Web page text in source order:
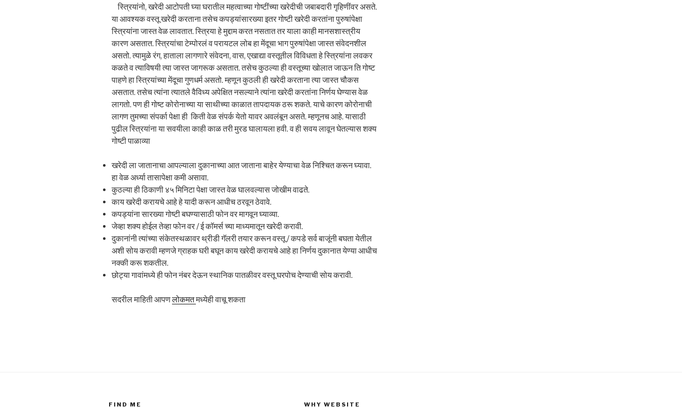
स्त्रियांनो, खरेदी आटोपती घ्या घरातील महत्वाच्या गोष्टींच्या खरेदीची जबाबदारी गृहिणींवर असते.
या आवश्यक वस्तू खरेदी करताना तसेच कपड्यांसारख्या इतर गोष्टी खरेदी करतांना पुरुषांपेक्षा
स्त्रियांना जास्त वेळ लावतात. स्त्रिया हे मुद्दाम करत नसतात तर याला काही मानसशास्त्रीय
कारण असतात. स्त्रियांचा टेम्पोरलं व परायटल लोब हा मेंदूचा भाग पुरुषांपेक्षा जास्त संवेदनशील
असतो. त्यामुळे रंग, हाताला लागणारे संवेदना, वास, एखाद्या वस्तूतील विविधता हे स्त्रियांना लवकर
कळते व त्याविषयी त्या जास्त जागरूक असतात. तसेच कुठल्या ही वस्तूच्या खोलात जाऊन ति गोष्ट
पाहणे हा स्त्रियांच्या मेंदूचा गुणधर्म असतो. म्हणून कुठली ही खरेदी करताना त्या जास्त चौकस
असतात. तसेच त्यांना त्यातले वैविध्य अपेक्षित नसल्याने त्यांना खरेदी करतांना निर्णय घेण्यास वेळ
लागतो. पण ही गोष्ट कोरोनाच्या या साथीच्या काळात तापदायक ठरू शकते. याचे कारण कोरोनाची
लागण तुमच्या संपर्का पेक्षा ही किती वेळ संपर्क येतो यावर अवलंबून असते. म्हणूनच आहे. यासाठी
पुढील स्त्रियांना या सवयीला काही काळ तरी मुरड घालायला हवी. व ही सवय लावून घेतल्यास शक्य
गोष्टी पाळाव्या
खरेदी ला जातानाचा आपल्याला दुकानाच्या आत जाताना बाहेर येण्याचा वेळ निश्चित करून घ्यावा.
हा वेळ अर्ध्या तासापेक्षा कमी असावा.
कुठल्या ही ठिकाणी ४५ मिनिटा पेक्षा जास्त वेळ घालवल्यास जोखीम वाढते.
काय खरेदी करायचे आहे हे यादी करून आधीच ठरवून ठेवावे.
कपड्यांना सारख्या गोष्टी बघण्यासाठी फोन वर मागवून घ्याव्या.
जेव्हा शक्य होईल तेव्हा फोन वर / ई कॉमर्स च्या माध्यमातून खरेदी करावी.
दुकानांनी त्यांच्या संकेतस्थळावर थ्रीडी गॅलरी तयार करून वस्तू / कपडे सर्व बाजूंनी बघता येतील
अशी सोय करावी म्हणजे ग्राहक घरी बघून काय खरेदी करायचे आहे हा निर्णय दुकानात येण्या आधीच
नक्की करू शकतील.
छोट्या गावांमध्ये ही फोन नंबर देऊन स्थानिक पातळीवर वस्तू घरपोच देण्याची सोय करावी.
सदरील माहिती आपणलोकमतमध्येही वाचू शकता
FIND ME WHY WEBSITE